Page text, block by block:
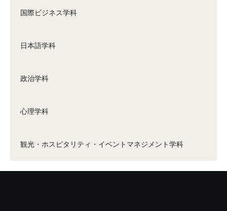
国際ビジネス学科
日本語学科
政治学科
心理学科
観光・ホスピタリティ・イベントマネジメント学科